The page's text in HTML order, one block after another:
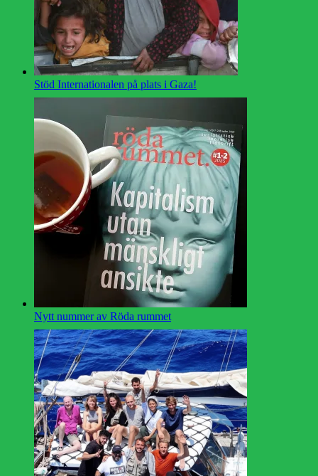
Stöd Internationalen på plats i Gaza!
Nytt nummer av Röda rummet